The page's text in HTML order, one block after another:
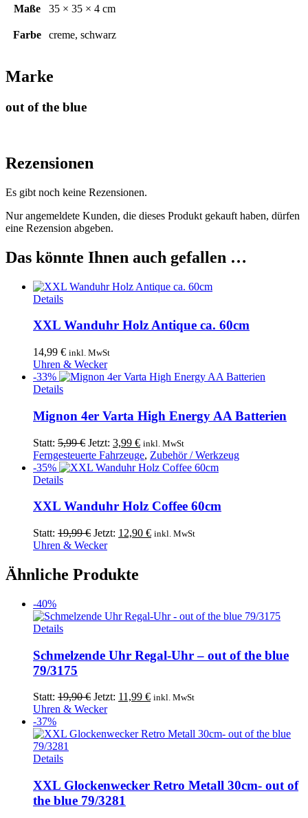
Maße
35 × 35 × 4 cm
Farbe creme, schwarz
Marke
out of the blue
Rezensionen
Es gibt noch keine Rezensionen.
Nur angemeldete Kunden, die dieses Produkt gekauft haben, dürfen
eine Rezension abgeben.
Das könnte Ihnen auch gefallen …
Details
XXL Wanduhr Holz Antique ca. 60cm
14,99 € inkl. MwSt
Uhren & Wecker
-33%
Details
Mignon 4er Varta High Energy AA Batterien
Statt: 5,99€ Ursprünglicher
Preis
war:
Jetzt: 3,99 €Aktueller
Preis
ist:
inkl. MwSt
Ferngesteuerte Fahrzeuge, Zubehör / Werkzeug
-35%
Details
XXL Wanduhr Holz Coffee 60cm
Statt: 19,99€ Ursprünglicher
Preis
19,99 €
Jetzt: 12,90 €Aktueller
inkl. MwSt
Uhren & Wecker
Ähnliche Produkte
-40%
Details
Schmelzende Uhr Regal-Uhr – out of the blue
79/3175
Statt: 19,90€ Ursprünglicher
Preis
19,90 €
Jetzt: 11,99 €Aktueller
11,99 €.
inkl. MwSt
Uhren & Wecker
-37%
Details
XXL Glockenwecker Retro Metall 30cm- out of
the blue 79/3281